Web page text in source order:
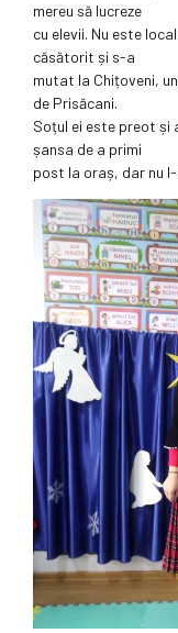
mereu să lucreze
cu elevii. Nu este
căsătorit și s-a
mutat la Chițoveni,
de Prisăcani.
Soțul ei este preot și
șansa de a primi
post la oraș, dar nu